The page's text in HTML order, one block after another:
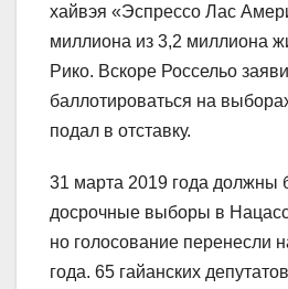
хайвэя «Эспрессо Лас
миллиона из 3,2 миллиона
Рико. Вскоре Россельо
баллотироваться на
подал в отставку.
31 марта 2019 года должны
досрочные выборы в
но голосование перенесли
года. 65 гайанских